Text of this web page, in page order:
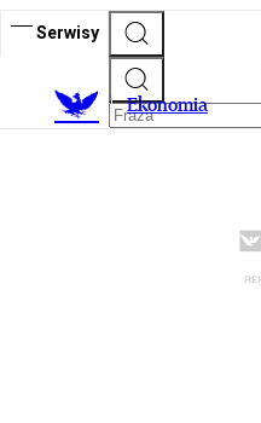
Serwisy
Ekonomia